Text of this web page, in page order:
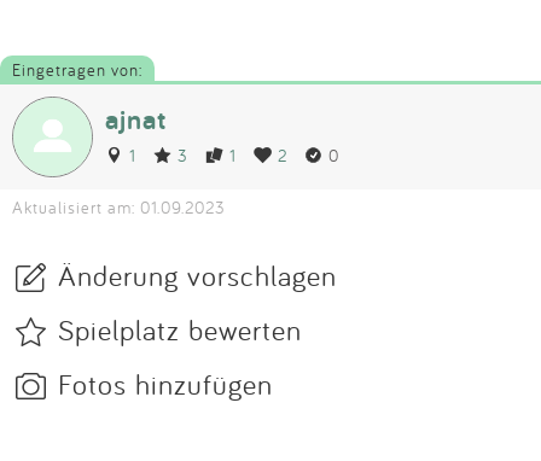
Eingetragen von:
ajnat
1 3 1 2 0
Aktualisiert am: 01.09.2023
Änderung vorschlagen
Spielplatz bewerten
Fotos hinzufügen